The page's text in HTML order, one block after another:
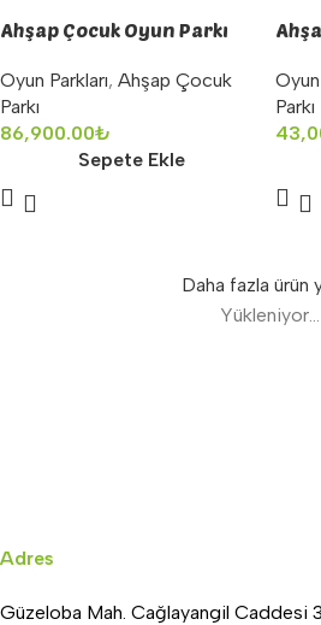
Ahşap Çocuk Oyun Parkı
Oyun Parkları, Ahşap Çocuk
Parkı
86,900.00₺
Sepete Ekle
Oyun
Parkı
Daha fazla ürün
Yükleniyor...
Adres
Güzeloba Mah. Cağlayangil Caddesi